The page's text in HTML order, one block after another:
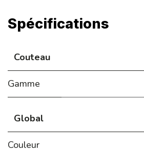
Spécifications
Couteau
Gamme
Global
Couleur